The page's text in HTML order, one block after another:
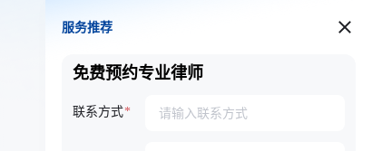
服务推荐
服务推荐
免费预约专业律师
联系方式